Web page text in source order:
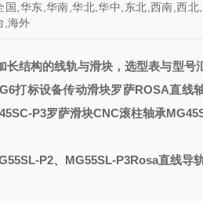
国,华东,华南,华北,华中,东北,西南,西北
,海外
长结构的线轨与滑块，选型表与型号
打标设备传动滑块罗萨ROSA直线
P3罗萨滑块CNC滚柱轴承
P2、MG55SL-P3Rosa直线导